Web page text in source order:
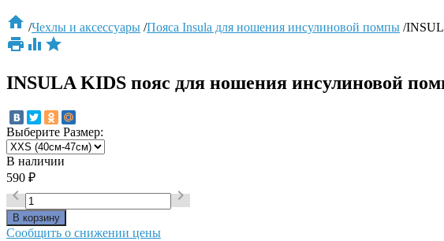
 /Чехлы и аксессуары /Пояса Insula для ношения инсулиновой помпы /
  
INSULA KIDS пояс для ношения инсулиновой
Выберите Размер:
В наличии
590 ₽
 
Сообщить о снижении цены